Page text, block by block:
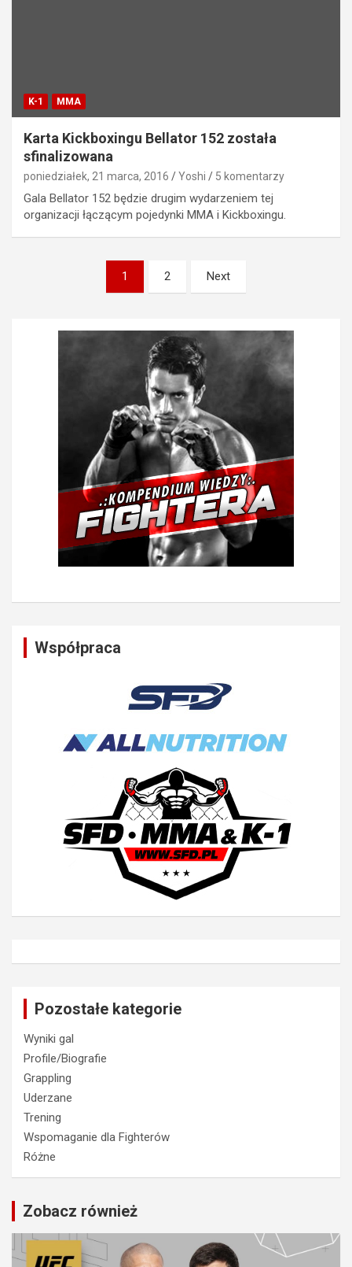
K-1 MMA
Karta Kickboxingu Bellator 152 została
sfinalizowana
poniedziałek, 21 marca, 2016 Yoshi 5 komentarzy
Gala Bellator 152 będzie drugim wydarzeniem tej
organizacji łączącym pojedynki MMA i Kickboxingu.
Stronicowanie
1 2 Next
Współpraca
Pozostałe kategorie
Wyniki gal
Profile/Biografie
Grappling
Uderzane
Trening
Wspomaganie dla Fighterów
Różne
Zobacz również